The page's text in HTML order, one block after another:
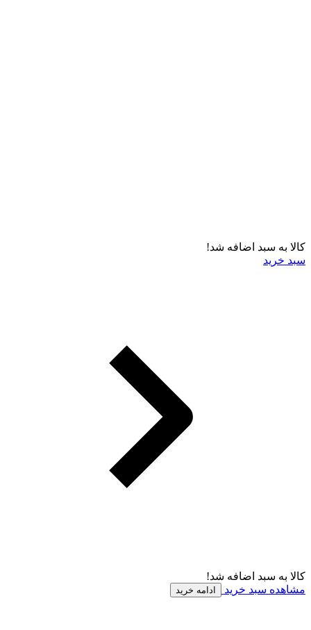
کالا به سبد اضافه شد!
سبد خرید
کالا به سبد اضافه شد!
مشاهده سبد خرید
ادامه خرید